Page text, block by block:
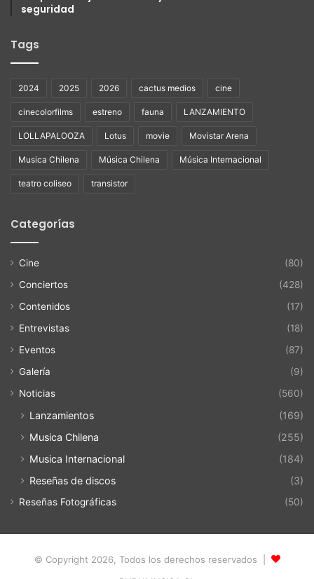
seguridad
Tags
2024 2025 2026 cactus medios cine
cinecolorfilms estreno fauna LANZAMIENTO
LOLLAPALOOZA Lotus movie Movistar Arena
Musica Chilena Música Chilena Música Internacional
teatro coliseo transistor
Categorías
Cine
(80)
Conciertos
(428)
Contenidos
(17)
Entrevistas
(18)
Eventos
(87)
Galería
(9)
Noticias
(560)
Lanzamientos
(169)
Musica Chilena
(255)
Musica Internacional
(184)
Reseñas de discos
(3)
Reseñas Fotográficas (50)
© Copyright 2026, Todos los derechos reservados |